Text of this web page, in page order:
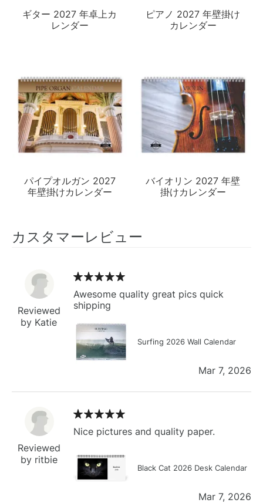
ギター 2027 年卓上カ
レンダー
ピアノ 2027 年壁掛け
カレンダー
パイプオルガン 2027
年壁掛けカレンダー
バイオリン 2027 年壁
掛けカレンダー
カスタマーレビュー
Reviewed
by Katie
Awesome quality great pics quick
shipping
Surfing 2026 Wall Calendar
Mar 7, 2026
Reviewed
by ritbie
Nice pictures and quality paper.
Black Cat 2026 Desk Calendar
Mar 7, 2026